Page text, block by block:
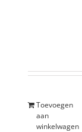
Toevoegen
aan
winkelwagen